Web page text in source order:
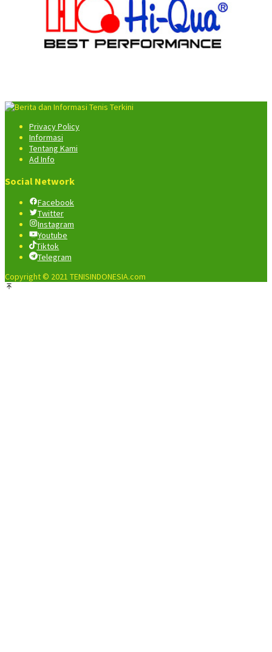
Privacy Policy
Informasi
Tentang Kami
Ad Info
Social Network
Facebook
Twitter
Instagram
Youtube
Tiktok
Telegram
Copyright © 2021 TENISINDONESIA.com